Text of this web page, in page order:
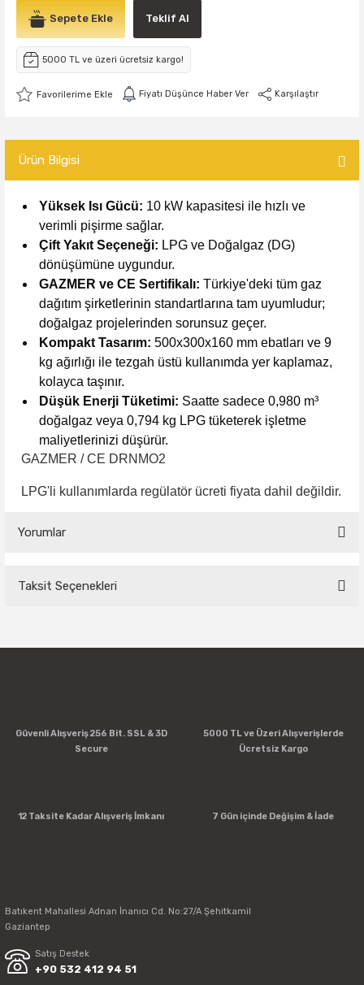
Sepete Ekle Teklif Al
5000 TL ve üzeri ücretsiz kargo!
Fiyatı Düşünce Haber Ver Karşılaştır
Ürün Bilgisi
Yüksek Isı Gücü: 10 kW kapasitesi ile hızlı ve
verimli pişirme sağlar.
Çift Yakıt Seçeneği: LPG ve Doğalgaz (DG)
dönüşümüne uygundur.
GAZMER ve CE Sertifikalı: Türkiye'deki tüm gaz
dağıtım şirketlerinin standartlarına tam uyumludur;
doğalgaz projelerinden sorunsuz geçer.
Kompakt Tasarım: 500x300x160 mm ebatları ve 9
kg ağırlığı ile tezgah üstü kullanımda yer kaplamaz,
kolayca taşınır.
Düşük Enerji Tüketimi: Saatte sadece 0,980 m³
doğalgaz veya 0,794 kg LPG tüketerek işletme
maliyetlerinizi düşürür.
GAZMER / CE DRNMO2
LPG'li kullanımlarda regülatör ücreti fiyata dahil değildir.
Yorumlar
Yorum Yaz
Taksit Seçenekleri
Güvenli Alışveriş 256 Bit. SSL & 3D
Secure
5000 TL ve Üzeri Alışverişlerde
Ücretsiz Kargo
12 Taksite Kadar Alışveriş İmkanı 7 Gün içinde Değişim & İade
Batıkent Mahallesi Adnan İnanıcı Cd. No:27/A Şehitkamil
Gaziantep
Satış Destek
+90 532 412 94 51